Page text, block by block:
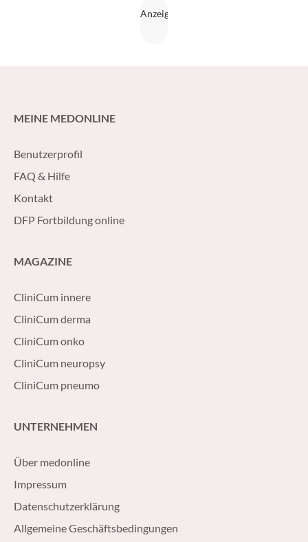
MEINE MEDONLINE
Benutzerprofil
FAQ & Hilfe
Kontakt
DFP Fortbildung online
MAGAZINE
CliniCum innere
CliniCum derma
CliniCum onko
CliniCum neuropsy
CliniCum pneumo
UNTERNEHMEN
Über medonline
Impressum
Datenschutzerklärung
Allgemeine Geschäftsbedingungen